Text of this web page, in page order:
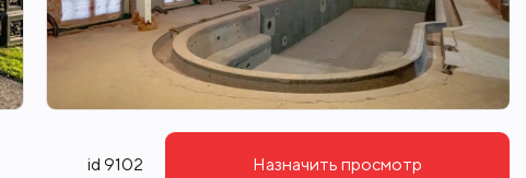
id 9102 Назначить просмотр